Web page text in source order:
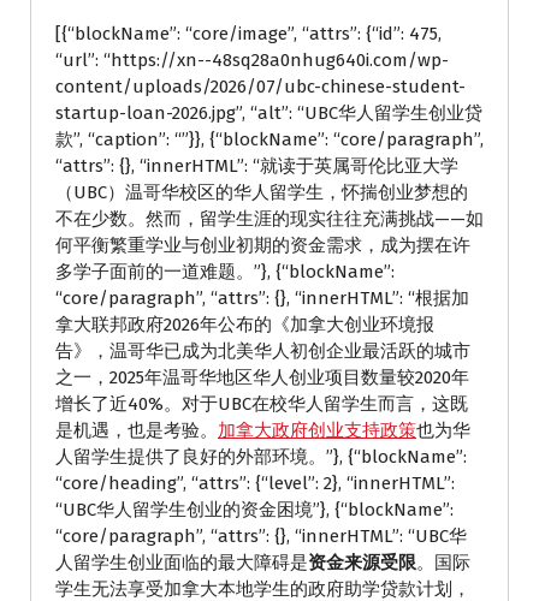
[{“blockName”: “core/image”, “attrs”: {“id”: 475,
“url”: “https://xn--48sq28a0nhug640i.com/wp-
content/uploads/2026/07/ubc-chinese-student-
startup-loan-2026.jpg”, “alt”: “UBC华人留学生创业贷
款”, “caption”: “”}}, {“blockName”: “core/paragraph”,
“attrs”: {}, “innerHTML”: “就读于英属哥伦比亚大学
（UBC）温哥华校区的华人留学生，怀揣创业梦想的
不在少数。然而，留学生涯的现实往往充满挑战——如
何平衡繁重学业与创业初期的资金需求，成为摆在许
多学子面前的一道难题。”}, {“blockName”:
“core/paragraph”, “attrs”: {}, “innerHTML”: “根据加
拿大联邦政府2026年公布的《加拿大创业环境报
告》，温哥华已成为北美华人初创企业最活跃的城市
之一，2025年温哥华地区华人创业项目数量较2020年
增长了近40%。对于UBC在校华人留学生而言，这既
是机遇，也是考验。 加拿大政府创业支持政策也为华
人留学生提供了良好的外部环境。”}, {“blockName”:
“core/heading”, “attrs”: {“level”: 2}, “innerHTML”:
“UBC华人留学生创业的资金困境”}, {“blockName”:
“core/paragraph”, “attrs”: {}, “innerHTML”: “UBC华
人留学生创业面临的最大障碍是资金来源受限。国际
学生无法享受加拿大本地学生的政府助学贷款计划，